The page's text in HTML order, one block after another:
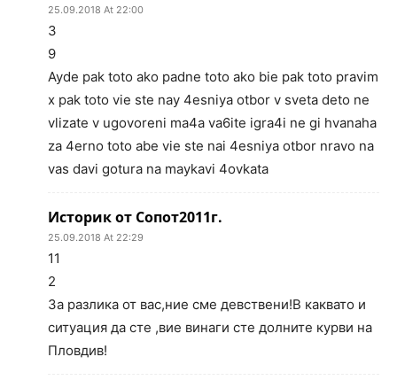
25.09.2018 At 22:00
3
9
Ayde pak toto ako padne toto ako bie pak toto pravim
x pak toto vie ste nay 4esniya otbor v sveta deto ne
vlizate v ugovoreni ma4a va6ite igra4i ne gi hvanaha
za 4erno toto abe vie ste nai 4esniya otbor nravo na
vas davi gotura na maykavi 4ovkata
Историк от Сопот2011г.
25.09.2018 At 22:29
11
2
За разлика от вас,ние сме девствени!В каквато и
ситуация да сте ,вие винаги сте долните курви на
Пловдив!